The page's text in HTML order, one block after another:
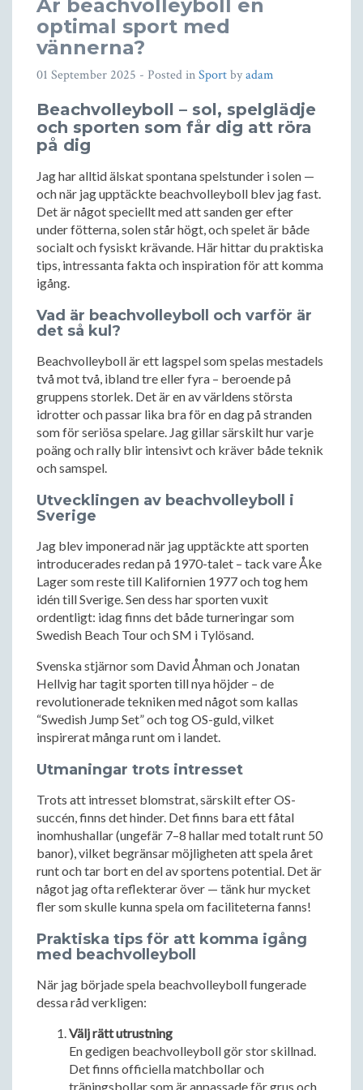
Är beachvolleyboll en
optimal sport med
vännerna?
01 September 2025 - Posted inSportbyadam
Beachvolleyboll – sol, spelglädje
och sporten som får dig att röra
på dig
Jag har alltid älskat spontana spelstunder i solen —
och när jag upptäckte beachvolleyboll blev jag fast.
Det är något speciellt med att sanden ger efter
under fötterna, solen står högt, och spelet är både
socialt och fysiskt krävande. Här hittar du praktiska
tips, intressanta fakta och inspiration för att komma
igång.
Vad är beachvolleyboll och varför är
det så kul?
Beachvolleyboll är ett lagspel som spelas mestadels
två mot två, ibland tre eller fyra – beroende på
gruppens storlek. Det är en av världens största
idrotter och passar lika bra för en dag på stranden
som för seriösa spelare. Jag gillar särskilt hur varje
poäng och rally blir intensivt och kräver både teknik
och samspel.
Utvecklingen av beachvolleyboll i
Sverige
Jag blev imponerad när jag upptäckte att sporten
introducerades redan på 1970-talet – tack vare Åke
Lager som reste till Kalifornien 1977 och tog hem
idén till Sverige. Sen dess har sporten vuxit
ordentligt: idag finns det både turneringar som
Swedish Beach Tour och SM i Tylösand.
Svenska stjärnor som David Åhman och Jonatan
Hellvig har tagit sporten till nya höjder – de
revolutionerade tekniken med något som kallas
“Swedish Jump Set” och tog OS-guld, vilket
inspirerat många runt om i landet.
Utmaningar trots intresset
Trots att intresset blomstrat, särskilt efter OS-
succén, finns det hinder. Det finns bara ett fåtal
inomhushallar (ungefär 7–8 hallar med totalt runt 50
banor), vilket begränsar möjligheten att spela året
runt och tar bort en del av sportens potential. Det är
något jag ofta reflekterar över — tänk hur mycket
fler som skulle kunna spela om faciliteterna fanns!
Praktiska tips för att komma igång
med beachvolleyboll
När jag började spela beachvolleyboll fungerade
dessa råd verkligen:
Välj rätt utrustning
En gedigen beachvolleyboll gör stor skillnad.
Det finns officiella matchbollar och
träningsbollar som är anpassade för grus och